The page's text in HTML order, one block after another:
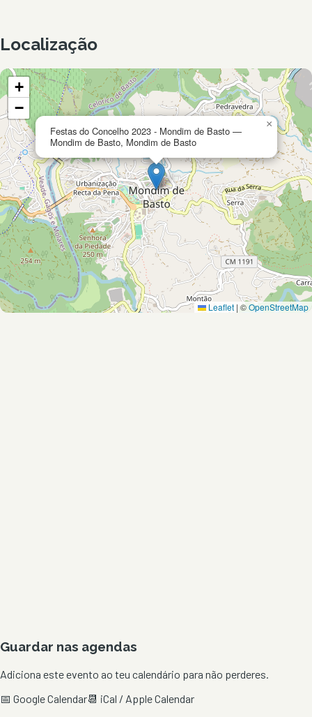
Localização
Festas do Concelho 2023 - Mondim de Basto —
Mondim de Basto, Mondim de Basto
×
+
−
Leaflet | ©OpenStreetMap
Guardar nas agendas
Adiciona este evento ao teu calendário para não perderes.
📅 Google Calendar📆 iCal / Apple Calendar